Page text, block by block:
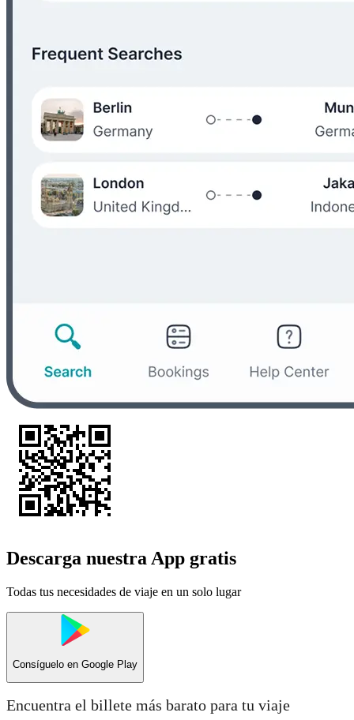
Descarga nuestra App gratis
Todas tus necesidades de viaje en un solo lugar
Consíguelo en Google Play
Encuentra el billete más barato para tu viaje